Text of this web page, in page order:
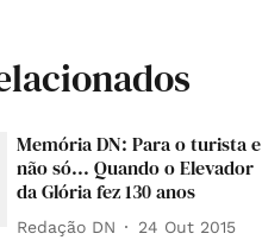
Memória DN: Para o turista e
não só... Quando o Elevador
da Glória fez 130 anos
Redação DN 24 Out 2015